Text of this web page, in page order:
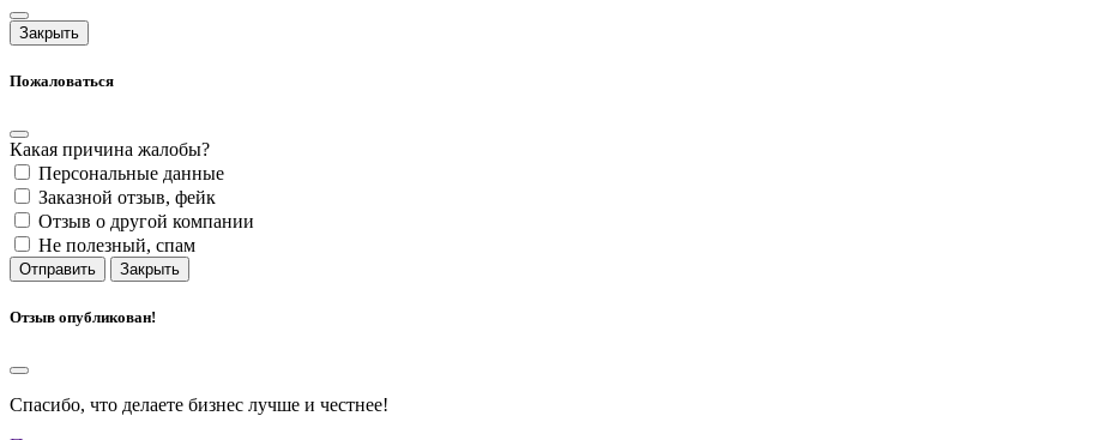
Закрыть
Пожаловаться
Какая причина жалобы?
Персональные данные
Заказной отзыв, фейк
Отзыв о другой компании
Не полезный, спам
Отправить Закрыть
Отзыв опубликован!
Спасибо, что делаете бизнес лучше и честнее!